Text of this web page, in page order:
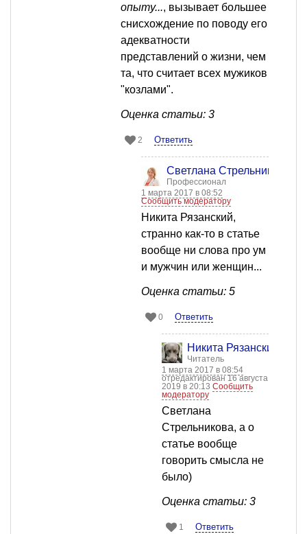
опыту..., вызывает большее
снисхождение по поводу его
адекватности
представлений о жизни, чем
та, что считает всех мужиков
"козлами".
Оценка статьи: 3
2 Ответить
Светлана Стрельникова
Профессионал
1 марта 2017 в 08:52
Сообщить модератору
Никита Рязанский,
странно как-то в статье
вообще ни слова про ум
и мужчин или женщин...
Оценка статьи: 5
0 Ответить
Никита Рязанский
Читатель
1 марта 2017 в 08:54
отредактирован 16 августа
2019 в 20:13 Сообщить
модератору
Светлана
Стрельникова, а о
статье вообще
говорить смысла не
было)
Оценка статьи: 3
1 Ответить